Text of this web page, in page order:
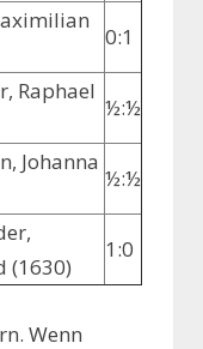
0:1
Raphael
½:½
Johanna
½:½
(1630)
1:0
Wenn